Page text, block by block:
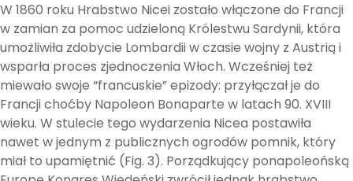
W 1860 roku Hrabstwo Nicei zostało włączone do Francji
w zamian za pomoc udzieloną Królestwu Sardynii, która
umożliwiła zdobycie Lombardii w czasie wojny z Austrią i
wsparła proces zjednoczenia Włoch. Wcześniej też
miewało swoje “francuskie” epizody: przyłączał je do
Francji choćby Napoleon Bonaparte w latach 90. XVIII
wieku. W stulecie tego wydarzenia Nicea postawiła
nawet w jednym z publicznych ogrodów pomnik, który
miał to upamiętnić (Fig. 3). Porządkujący ponapoleońską